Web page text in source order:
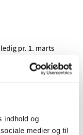
indhold og
medier og til
pr. 1. marts
tilskud
med
generelt